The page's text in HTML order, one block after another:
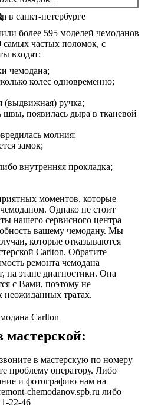
более 595 моделей чемоданов
частых поломок, с
входят:
чемодана;
колес одновременно;
(выдвижная) ручка;
швы, появилась дыра в тканевой
молния;
замок;
внутренняя прокладка;
моментов, которые
Однако не стоит
нашего сервисного центра
вашему чемодану. Мы
которые отказываются
Carlton. Обратите
ремонта чемодана
на этапе диагностики. Она
с Вами, поэтому не
неожиданных тратах.
в мастерскую по номеру
проблему оператору. Либо
и фотографию нам на
chemodanov.spb.ru либо
22-46